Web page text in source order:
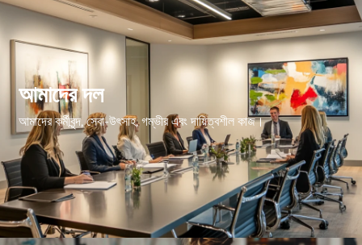
আমাদের দল
আমাদের কর্মীবৃন্দ, সেবা-উৎসাহ, গম্ভীর এবং দায়িত্বশীল কাজ।